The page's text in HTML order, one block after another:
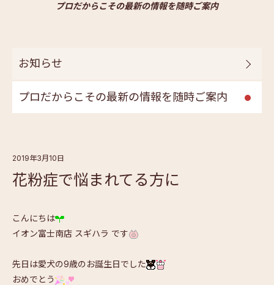
プロだからこその最新の情報を随時ご案内
お知らせ
プロだからこその最新の情報を随時ご案内
2019年3月10日
花粉症で悩まれてる方に
こんにちは
イオン富士南店 スギハラ です
先日は愛犬の9歳のお誕生日でした
おめでとう